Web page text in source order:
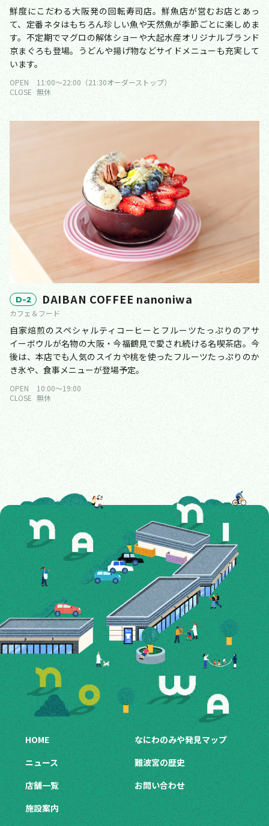
鮮度にこだわる大阪発の回転寿司店。鮮魚店が営むお店とあっ
て、定番ネタはもちろん珍しい魚や天然魚が季節ごとに楽しめま
す。不定期でマグロの解体ショーや大起水産オリジナルブランド
京まぐろも登場。うどんや揚げ物などサイドメニューも充実して
います。
OPEN
11:00〜22:00（21:30オーダーストップ）
CLOSE 無休
D-2 DAIBAN COFFEE nanoniwa
カフェ＆フード
自家焙煎のスペシャルティコーヒーとフルーツたっぷりのアサ
イーボウルが名物の大阪・今福鶴見で愛され続ける名喫茶店。今
後は、本店でも人気のスイカや桃を使ったフルーツたっぷりのか
き氷や、食事メニューが登場予定。
OPEN
10:00〜19:00
CLOSE 無休
HOME
ニュース
店舗一覧
施設案内
なにわのみや発見マップ
難波宮の歴史
お問い合わせ